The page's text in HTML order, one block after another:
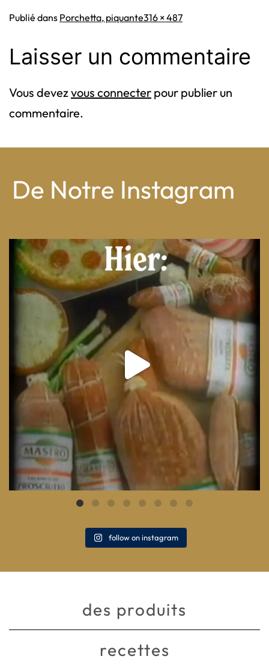
Publié dans Porchetta, piquanteTaille
316 × 487
Laisser un commentaire
Vous devezvous connecter pour publier un
commentaire.
De Notre Instagram
From wood-paneled basements to candlelit condo...
8 0
follow on instagram
des produits
recettes